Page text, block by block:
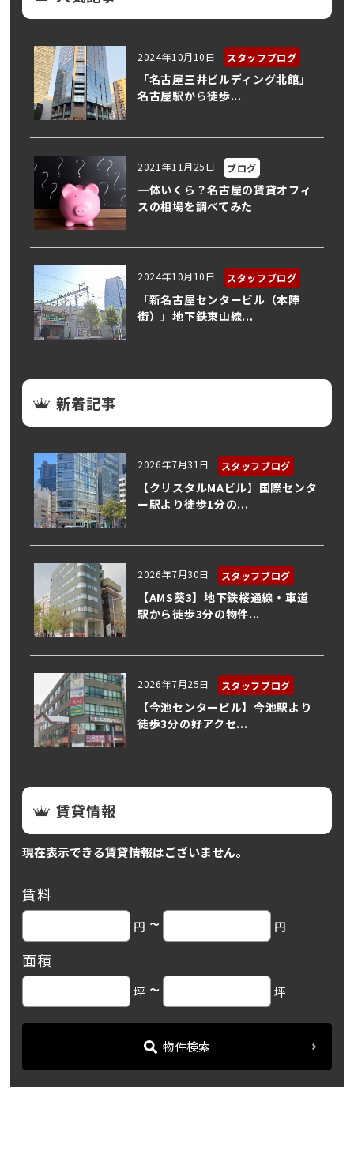
2024年10月10日 スタッフブログ
「名古屋三井ビルディング北館」
名古屋駅から徒歩...
2021年11月25日 ブログ
一体いくら？名古屋の賃貸オフィ
スの相場を調べてみた
2024年10月10日 スタッフブログ
「新名古屋センタービル（本陣
街）」地下鉄東山線...
新着記事
2026年7月31日 スタッフブログ
【クリスタルMAビル】国際センタ
ー駅より徒歩1分の...
2026年7月30日 スタッフブログ
【AMS葵3】地下鉄桜通線・車道
駅から徒歩3分の物件...
2026年7月25日 スタッフブログ
【今池センタービル】今池駅より
徒歩3分の好アクセ...
賃貸情報
現在表示できる賃貸情報はございません。
賃料
円 ~ 円
面積
坪 ~ 坪
物件検索